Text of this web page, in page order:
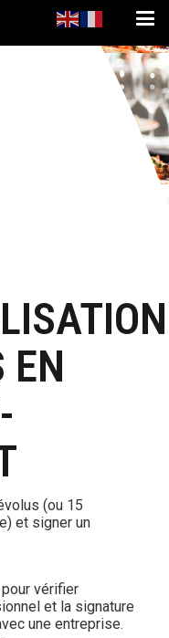
EN
(ou 15
et signer un
vérifier
et la signature
une entreprise.